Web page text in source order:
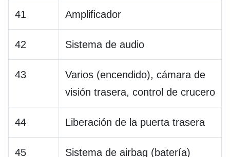
41 Amplificador
42 Sistema de audio
43
Varios (encendido), cámara de
visión trasera, control de crucero
44 Liberación de la puerta trasera
45 Sistema de airbag (batería)